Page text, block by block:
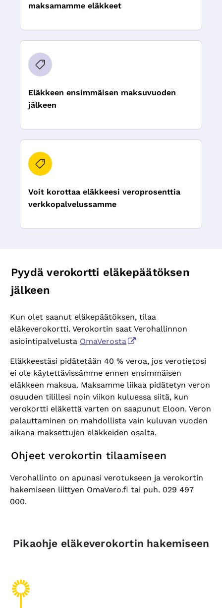
maksamamme eläkkeet
Eläkkeen ensimmäisen maksuvuoden
jälkeen
Voit korottaa eläkkeesi veroprosenttia
verkkopalvelussamme
Pyydä verokortti eläkepäätöksen
jälkeen
Kun olet saanut eläkepäätöksen, tilaa
eläkeverokortti. Verokortin saat Verohallinnon
asiointipalvelusta OmaVerosta
Eläkkeestäsi pidätetään 40 % veroa, jos verotietosi
ei ole käytettävissämme ennen ensimmäisen
eläkkeen maksua. Maksamme liikaa pidätetyn veron
osuuden tilillesi noin viikon kuluessa siitä, kun
verokortti eläkettä varten on saapunut Eloon. Veron
palauttaminen on mahdollista vain kuluvan vuoden
aikana maksettujen eläkkeiden osalta.
Ohjeet verokortin tilaamiseen
Verohallinto on apunasi verotukseen ja verokortin
hakemiseen liittyen OmaVero.fi tai puh. 029 497
000.
Pikaohje eläkeverokortin hakemiseen